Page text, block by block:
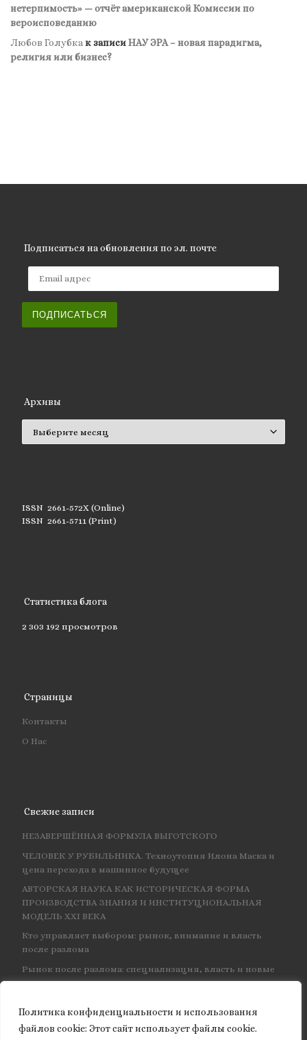
Политика конфиденциальности и использования
файлов сookie: Этот сайт использует файлы cookie.
нетерпимость» — отчёт американской Комиссии по
вероисповеданию
Любов Голубкак записиНАУ ЭРА – новая парадигма,
религия или бизнес?
Подписаться на обновления по эл. почте
ПОДПИСАТЬСЯ
Архивы
ISSN 2661-572X (Online)
ISSN 2661-5711 (Print)
Статистика блога
2 303 192 просмотров
Страницы
Контакты
О Нас
Свежие записи
НЕЗАВЕРШЁННАЯ ФОРМУЛА ВЫГОТСКОГО
ЧЕЛОВЕК У РУБИЛЬНИКА. Техноутопия Илона Маска и
цена перехода в машинное будущее
АВТОРСКАЯ НАУКА КАК ИСТОРИЧЕСКАЯ ФОРМА
ПРОИЗВОДСТВА ЗНАНИЯ И ИНСТИТУЦИОНАЛЬНАЯ
МОДЕЛЬ XXI ВЕКА
Кто управляет выбором: рынок, внимание и власть
после разлома
Рынок после разлома: специализация, власть и новые
центры влияния